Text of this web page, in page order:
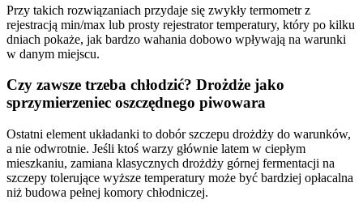
Przy takich rozwiązaniach przydaje się zwykły termometr z
rejestracją min/max lub prosty rejestrator temperatury, który po kilku
dniach pokaże, jak bardzo wahania dobowo wpływają na warunki
w danym miejscu.
Czy zawsze trzeba chłodzić? Drożdże jako
sprzymierzeniec oszczędnego piwowara
Ostatni element układanki to dobór szczepu drożdży do warunków,
a nie odwrotnie. Jeśli ktoś warzy głównie latem w ciepłym
mieszkaniu, zamiana klasycznych drożdży górnej fermentacji na
szczepy tolerujące wyższe temperatury może być bardziej opłacalna
niż budowa pełnej komory chłodniczej.